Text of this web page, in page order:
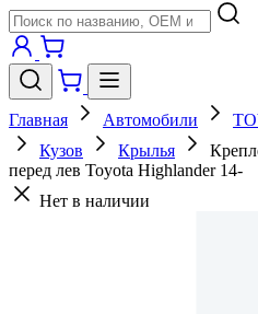
Главная Автомобили
Кузов
Крылья
перед лев Toyota Highlander 14-
Нет в наличии